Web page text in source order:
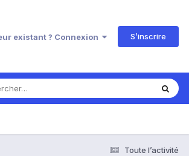
existant ? Connexion S’inscrire
Toute l’activité